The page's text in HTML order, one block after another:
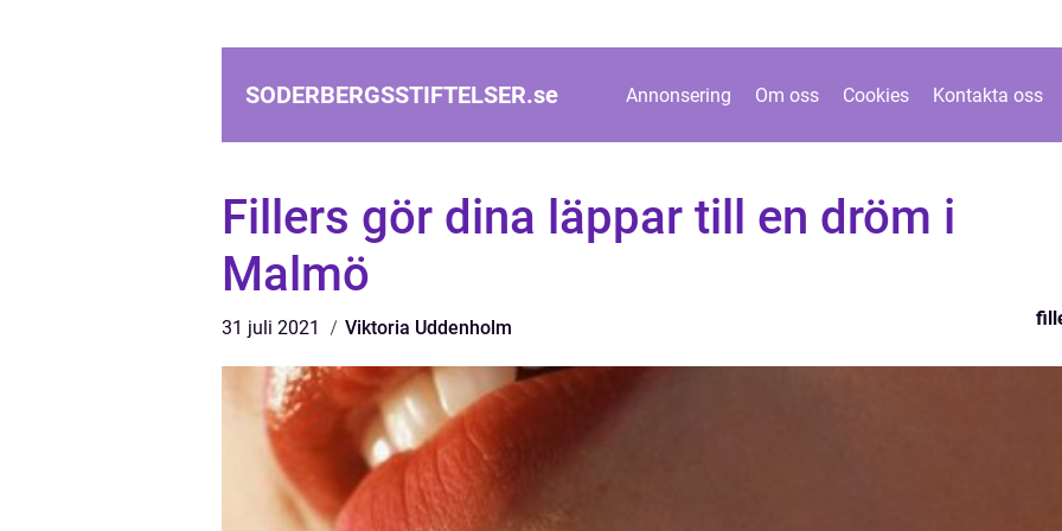
SODERBERGSSTIFTELSER.se Annonsering Om oss Cookies Kontakta oss
Fillers gör dina läppar till en dröm i
Malmö
31 juli 2021 Viktoria Uddenholm